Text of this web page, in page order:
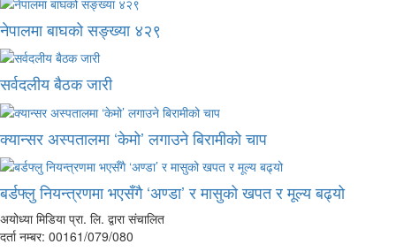
नेपालमा बाघको सङ्ख्या ४२९
सर्वदलीय बैठक जारी
क्यान्सर अस्पतालमा ‘केमो’ लगाउने बिरामीको चाप
बर्डफ्लु नियन्त्रणमा भएसँगै ‘अण्डा’ र मासुको खपत र मूल्य बढ्यो
अयोध्या मिडिया प्रा. लि. द्वारा संचालित
दर्ता नम्बर: 00161/079/080